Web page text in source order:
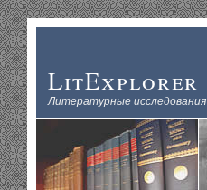
LitExplorer
Литературные исследования